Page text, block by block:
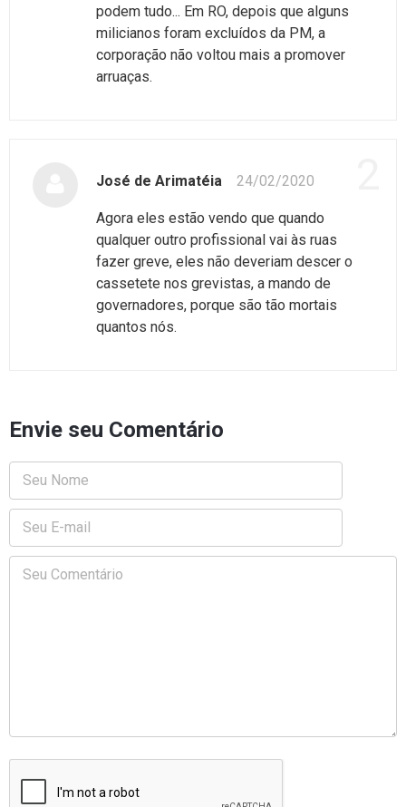
podem tudo... Em RO, depois que alguns
milicianos foram excluídos da PM, a
corporação não voltou mais a promover
arruaças.
José de Arimatéia 24/02/2020
Agora eles estão vendo que quando
qualquer outro profissional vai às ruas
fazer greve, eles não deveriam descer o
cassetete nos grevistas, a mando de
governadores, porque são tão mortais
quantos nós.
Envie seu Comentário